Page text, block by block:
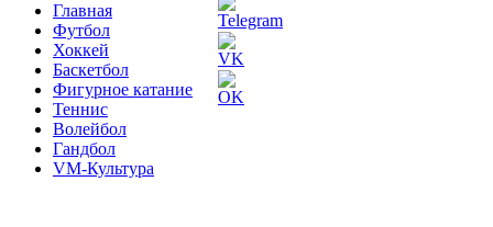
Главная
Футбол
Хоккей
Баскетбол
Фигурное катание
Теннис
Волейбол
Гандбол
VM-Культура